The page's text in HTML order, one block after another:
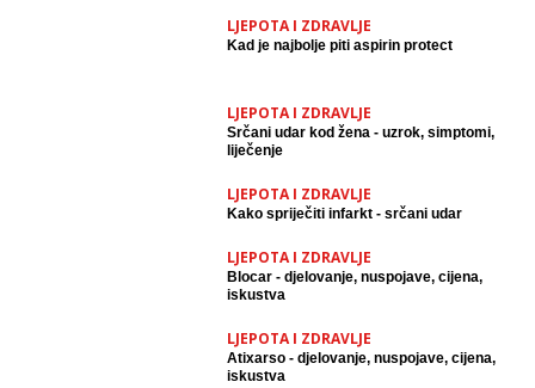
LJEPOTA I ZDRAVLJE
Kad je najbolje piti aspirin protect
LJEPOTA I ZDRAVLJE
Srčani udar kod žena - uzrok, simptomi,
liječenje
LJEPOTA I ZDRAVLJE
Kako spriječiti infarkt - srčani udar
LJEPOTA I ZDRAVLJE
Blocar - djelovanje, nuspojave, cijena,
iskustva
LJEPOTA I ZDRAVLJE
Atixarso - djelovanje, nuspojave, cijena,
iskustva